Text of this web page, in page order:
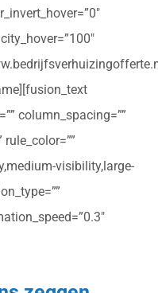
column_spacing=””
visibility,large-